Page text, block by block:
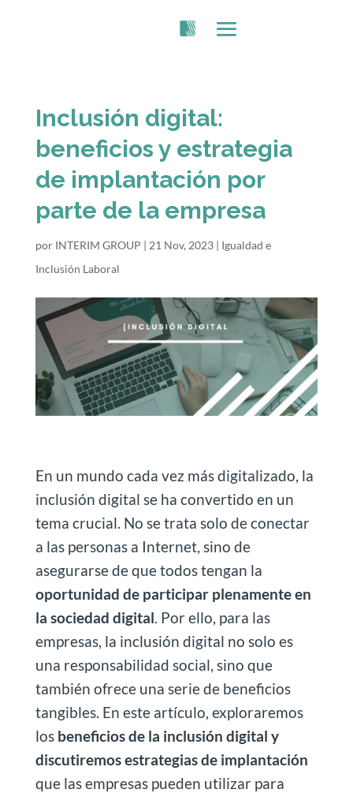
Inclusión digital:
beneficios y estrategia
de implantación por
parte de la empresa
por INTERIM GROUP | 21 Nov, 2023| Igualdad e
Inclusión Laboral
En un mundo cada vez más digitalizado, la
inclusión digital se ha convertido en un
tema crucial. No se trata solo de conectar
a las personas a Internet, sino de
asegurarse de que todos tengan la
oportunidad de participar plenamente en
la sociedad digital . Por ello, para las
empresas, la inclusión digital no solo es
una responsabilidad social, sino que
también ofrece una serie de beneficios
tangibles. En este artículo, exploraremos
los beneficios de la inclusión digital y
discutiremos estrategias de implantación
que las empresas pueden utilizar para